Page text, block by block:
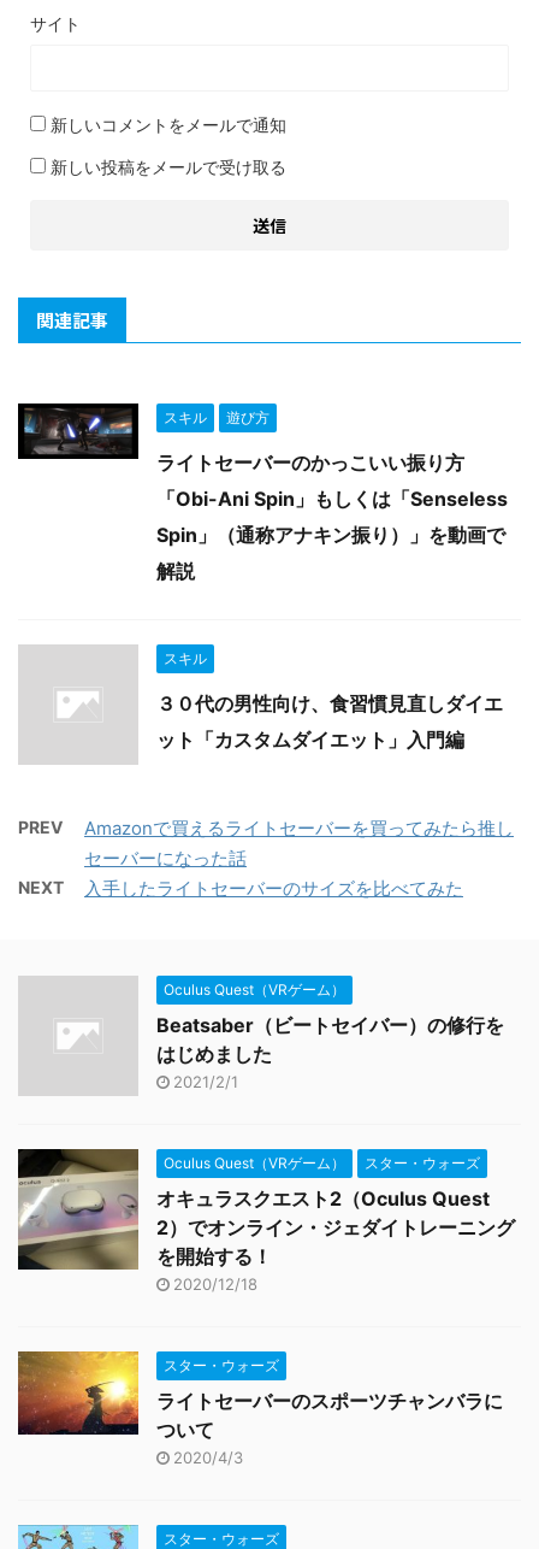
サイト
新しいコメントをメールで通知
新しい投稿をメールで受け取る
関連記事
スキル 遊び方
ライトセーバーのかっこいい振り方
「Obi-Ani Spin」もしくは「Senseless
Spin」（通称アナキン振り）」を動画で
解説
スキル
３０代の男性向け、食習慣見直しダイエ
ット「カスタムダイエット」入門編
PREV
Amazonで買えるライトセーバーを買ってみたら推し
セーバーになった話
NEXT 入手したライトセーバーのサイズを比べてみた
Oculus Quest（VRゲーム）
Beatsaber（ビートセイバー）の修行を
はじめました
2021/2/1
Oculus Quest（VRゲーム） スター・ウォーズ
オキュラスクエスト2（Oculus Quest
2）でオンライン・ジェダイトレーニング
を開始する！
2020/12/18
スター・ウォーズ
ライトセーバーのスポーツチャンバラに
ついて
2020/4/3
スター・ウォーズ